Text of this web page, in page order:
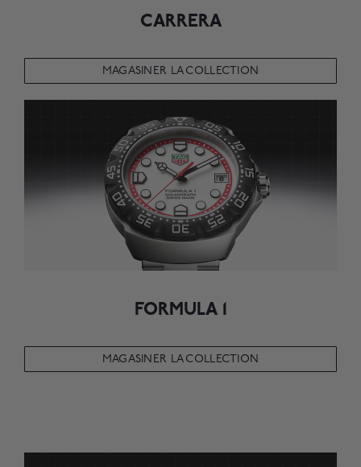
CARRERA
MAGASINER LA COLLECTION
FORMULA 1
MAGASINER LA COLLECTION